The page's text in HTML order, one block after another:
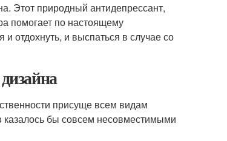
Этот природный антидепрессант,
помогает по настоящему
отдохнуть, и выспаться в случае со
присуще всем видам
казалось бы совсем несовместимыми